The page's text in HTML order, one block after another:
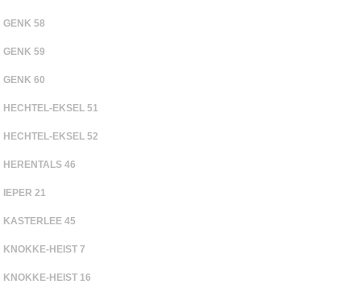
GENK 58
GENK 59
GENK 60
HECHTEL-EKSEL 51
HECHTEL-EKSEL 52
HERENTALS 46
IEPER 21
KASTERLEE 45
KNOKKE-HEIST 7
KNOKKE-HEIST 16